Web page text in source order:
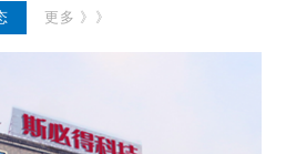
更多 》》